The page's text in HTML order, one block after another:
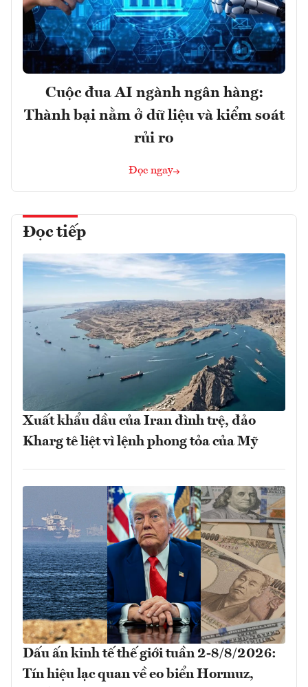
Cuộc đua AI ngành ngân hàng:
Thành bại nằm ở dữ liệu và kiểm soát
rủi ro
Đọc ngay
Đọc tiếp
Xuất khẩu dầu của Iran đình trệ, đảo
Kharg tê liệt vì lệnh phong tỏa của Mỹ
Dấu ấn kinh tế thế giới tuần 2-8/8/2026:
Tín hiệu lạc quan về eo biển Hormuz,